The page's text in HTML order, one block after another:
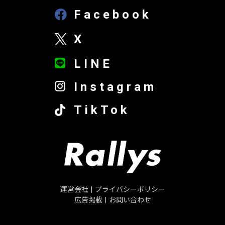
Facebook
X
LINE
Instagram
TikTok
運営会社
プライバシーポリシー
広告掲載
お問い合わせ